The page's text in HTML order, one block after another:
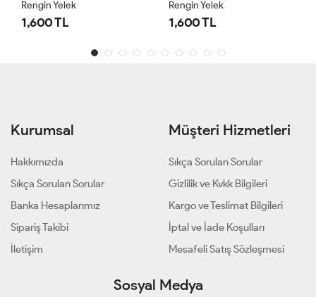
Rengin Yelek
1,600 TL
Rengin Yelek
1,600 TL
Kurumsal
Hakkımızda
Sıkça Sorulan Sorular
Banka Hesaplarımız
Sipariş Takibi
İletişim
Müşteri Hizmetleri
Sıkça Sorulan Sorular
Gizlilik ve Kvkk Bilgileri
Kargo ve Teslimat Bilgileri
İptal ve İade Koşulları
Mesafeli Satış Sözleşmesi
Sosyal Medya